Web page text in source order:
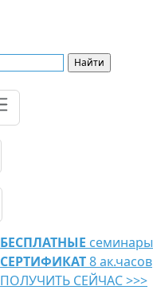
БЕСПЛАТНЫЕ семинары
СЕРТИФИКАТ8 ак.часов
ПОЛУЧИТЬ СЕЙЧАС >>>